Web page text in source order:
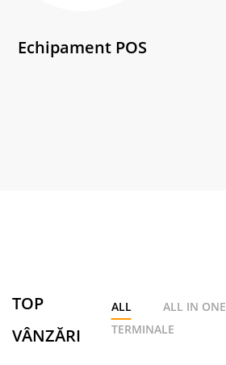
Echipament POS
TOP
VÂNZĂRI
ALL ALL IN ONE
TERMINALE